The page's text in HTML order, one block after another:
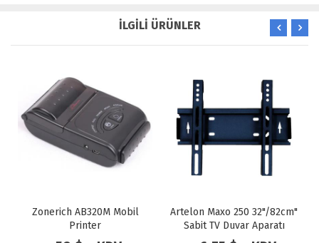
İLGİLİ ÜRÜNLER
Artelon Maxo 250 32"/82cm"
Sabit TV Duvar Aparatı
PLUS APARAT HA-1732
17"-32" LCD-LED HAREKETLİ
ASKI